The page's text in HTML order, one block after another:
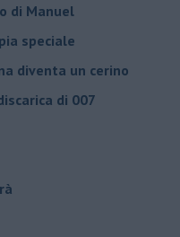
di Manuel
speciale
diventa un cerino
di 007